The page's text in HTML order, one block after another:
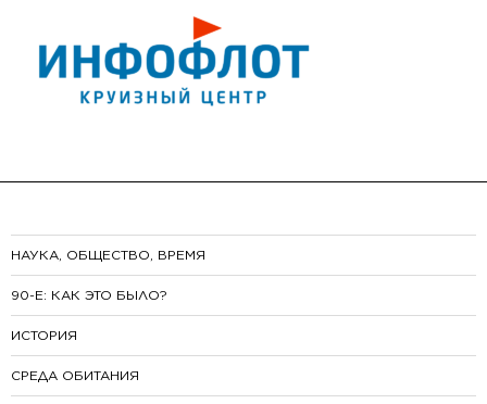
НАУКА, ОБЩЕСТВО, ВРЕМЯ
90-E: КАК ЭТО БЫЛО?
ИСТОРИЯ
СРЕДА ОБИТАНИЯ